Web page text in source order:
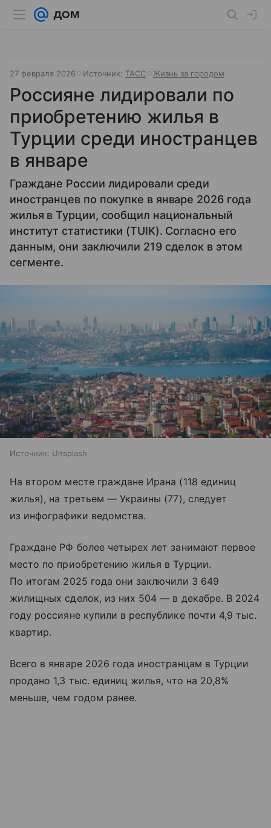
27 февраля 2026 Источник: ТАСС Жизнь за городом
Россияне лидировали по
приобретению жилья в
Турции среди иностранцев
в январе
Граждане России лидировали среди
иностранцев по покупке в январе 2026 года
жилья в Турции, сообщил национальный
институт статистики (TUIK). Согласно его
данным, они заключили 219 сделок в этом
сегменте.
Источник: Unsplash
На втором месте граждане Ирана (118 единиц
жилья), на третьем — Украины (77), следует
из инфографики ведомства.
Граждане РФ более четырех лет занимают первое
место по приобретению жилья в Турции.
По итогам 2025 года они заключили 3 649
жилищных сделок, из них 504 — в декабре. В 2024
году россияне купили в республике почти 4,9 тыс.
квартир.
Всего в январе 2026 года иностранцам в Турции
продано 1,3 тыс. единиц жилья, что на 20,8%
меньше, чем годом ранее.